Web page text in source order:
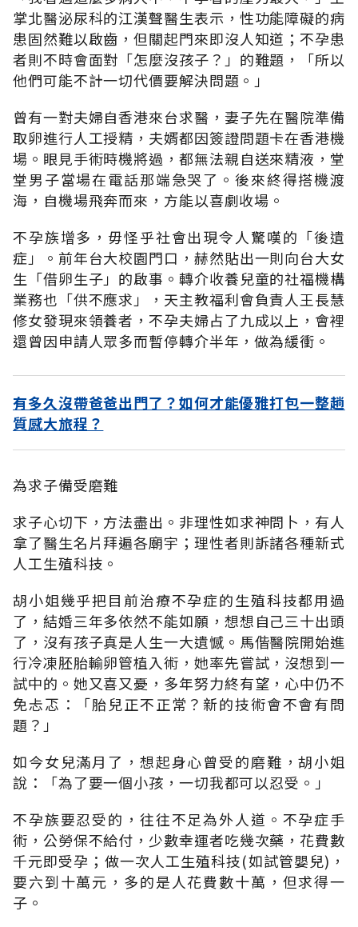
掌北醫泌尿科的江漢聲醫生表示，性功能障礙的病
患固然難以啟齒，但關起門來即沒人知道；不孕患
者則不時會面對「怎麼沒孩子？」的難題，「所以
他們可能不計一切代價要解決問題。」
曾有一對夫婦自香港來台求醫，妻子先在醫院準備
取卵進行人工授精，夫婿都因簽證問題卡在香港機
場。眼見手術時機將過，都無法親自送來精液，堂
堂男子當場在電話那端急哭了。後來終得搭機渡
海，自機場飛奔而來，方能以喜劇收場。
不孕族增多，毋怪乎社會出現令人驚嘆的「後遺
症」。前年台大校園門口，赫然貼出一則向台大女
生「借卵生子」的啟事。轉介收養兒童的社福機構
業務也「供不應求」，天主教福利會負責人王長慧
修女發現來領養者，不孕夫婦占了九成以上，會裡
還曾因申請人眾多而暫停轉介半年，做為緩衝。
有多久沒帶爸爸出門了？如何才能優雅打包一整趟
質感大旅程？
為求子備受磨難
求子心切下，方法盡出。非理性如求神問卜，有人
拿了醫生名片拜遍各廟宇；理性者則訴諸各種新式
人工生殖科技。
胡小姐幾乎把目前治療不孕症的生殖科技都用過
了，結婚三年多依然不能如願，想想自己三十出頭
了，沒有孩子真是人生一大遺憾。馬偕醫院開始進
行冷凍胚胎輸卵管植入術，她率先嘗試，沒想到一
試中的。她又喜又憂，多年努力終有望，心中仍不
免忐忑：「胎兒正不正常？新的技術會不會有問
題？」
如今女兒滿月了，想起身心曾受的磨難，胡小姐
說：「為了要一個小孩，一切我都可以忍受。」
不孕族要忍受的，往往不足為外人道。不孕症手
術，公勞保不給付，少數幸運者吃幾次藥，花費數
千元即受孕；做一次人工生殖科技(如試管嬰兒)，
要六到十萬元，多的是人花費數十萬，但求得一
子。